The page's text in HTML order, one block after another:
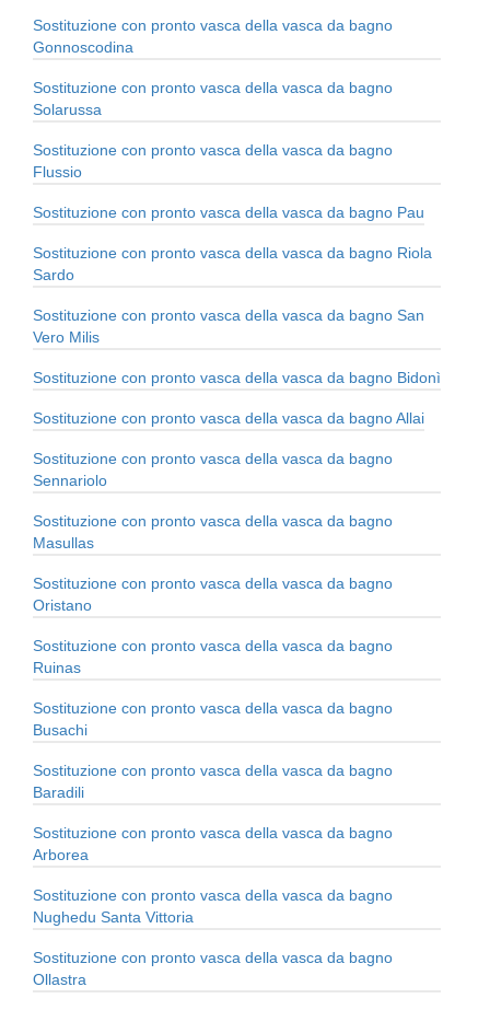
Sostituzione con pronto vasca della vasca da bagno
Gonnoscodina
Sostituzione con pronto vasca della vasca da bagno
Solarussa
Sostituzione con pronto vasca della vasca da bagno
Flussio
Sostituzione con pronto vasca della vasca da bagno Pau
Sostituzione con pronto vasca della vasca da bagno Riola
Sardo
Sostituzione con pronto vasca della vasca da bagno San
Vero Milis
Sostituzione con pronto vasca della vasca da bagno Bidonì
Sostituzione con pronto vasca della vasca da bagno Allai
Sostituzione con pronto vasca della vasca da bagno
Sennariolo
Sostituzione con pronto vasca della vasca da bagno
Masullas
Sostituzione con pronto vasca della vasca da bagno
Oristano
Sostituzione con pronto vasca della vasca da bagno
Ruinas
Sostituzione con pronto vasca della vasca da bagno
Busachi
Sostituzione con pronto vasca della vasca da bagno
Baradili
Sostituzione con pronto vasca della vasca da bagno
Arborea
Sostituzione con pronto vasca della vasca da bagno
Nughedu Santa Vittoria
Sostituzione con pronto vasca della vasca da bagno
Ollastra